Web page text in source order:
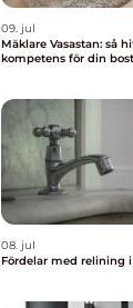
09. jul
Mäklare Vasastan: så
kompetens för din
08. jul
Fördelar med relining